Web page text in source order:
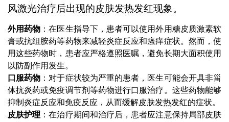
风激光治疗后出现的皮肤发热发红现象。
外用药物 ：在医生指导下，患者可以使用外用糖皮质激素软
膏或抗组胺药等药物来减轻炎症反应和瘙痒症状。然而，使
用这些药物时，患者应严格遵照医嘱，避免长期大面积使用
以防副作用发生。
口服药物 ：对于症状较为严重的患者，医生可能会开具非甾
体抗炎药或免疫调节剂等药物进行口服治疗。这些药物能够
抑制炎症反应和免疫反应，从而缓解皮肤发热发红的症状。
皮肤护理 ：在治疗期间和治疗后，患者应注意保持局部皮肤